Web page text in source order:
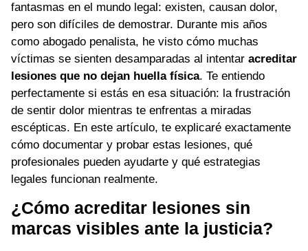
fantasmas en el mundo legal: existen, causan dolor,
pero son difíciles de demostrar. Durante mis años
como abogado penalista, he visto cómo muchas
víctimas se sienten desamparadas al intentar acreditar
lesiones que no dejan huella física. Te entiendo
perfectamente si estás en esa situación: la frustración
de sentir dolor mientras te enfrentas a miradas
escépticas. En este artículo, te explicaré exactamente
cómo documentar y probar estas lesiones, qué
profesionales pueden ayudarte y qué estrategias
legales funcionan realmente.
¿Cómo acreditar lesiones sin
marcas visibles ante la justicia?